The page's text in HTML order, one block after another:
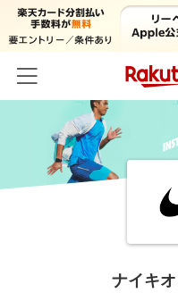
ホーム
カテゴリー一覧
日用品・キッチン用品
リーベイツ注目ストア
初回購入者限定特典ナイキ